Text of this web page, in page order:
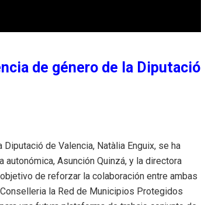
de género de la Diputació
de Valencia, Natàlia Enguix, se ha
Asunción Quinzá, y la directora
de reforzar la colaboración entre ambas
la Red de Municipios Protegidos